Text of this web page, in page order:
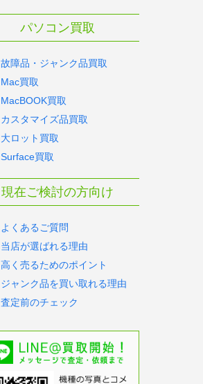
パソコン買取
故障品・ジャンク品買取
Mac買取
MacBOOK買取
カスタマイズ品買取
大ロット買取
Surface買取
現在ご検討の方向け
よくあるご質問
当店が選ばれる理由
高く売るためのポイント
ジャンク品を買い取れる理由
査定前のチェック